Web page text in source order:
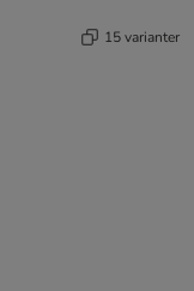
15 varianter